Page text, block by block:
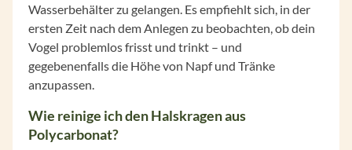
Wasserbehälter zu gelangen. Es empfiehlt sich, in der
ersten Zeit nach dem Anlegen zu beobachten, ob dein
Vogel problemlos frisst und trinkt – und
gegebenenfalls die Höhe von Napf und Tränke
anzupassen.
Wie reinige ich den Halskragen aus
Polycarbonat?